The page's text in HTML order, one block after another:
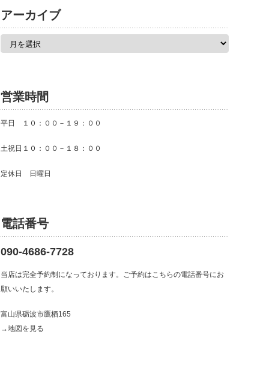
アーカイブ
営業時間
平日 １０：００－１９：００
土祝日１０：００－１８：００
定休日 日曜日
電話番号
090-4686-7728
当店は完全予約制になっております。ご予約はこちらの電話番号にお
願いいたします。
富山県砺波市鷹栖165
→地図を見る